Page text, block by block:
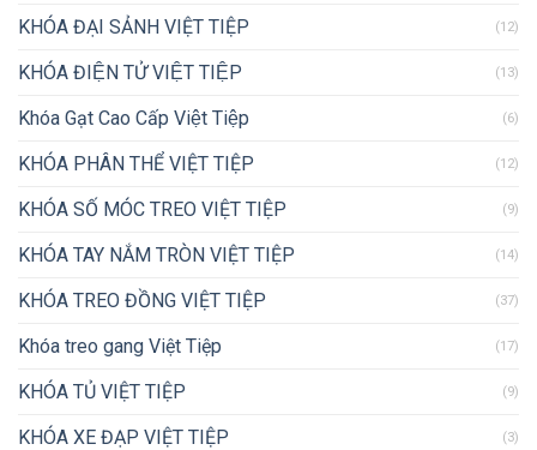
KHÓA ĐẠI SẢNH VIỆT TIỆP (12)
KHÓA ĐIỆN TỬ VIỆT TIỆP (13)
Khóa Gạt Cao Cấp Việt Tiệp (6)
KHÓA PHÂN THỂ VIỆT TIỆP (12)
KHÓA SỐ MÓC TREO VIỆT TIỆP (9)
KHÓA TAY NẮM TRÒN VIỆT TIỆP (14)
KHÓA TREO ĐỒNG VIỆT TIỆP (37)
Khóa treo gang Việt Tiệp (17)
KHÓA TỦ VIỆT TIỆP (9)
KHÓA XE ĐẠP VIỆT TIỆP (3)